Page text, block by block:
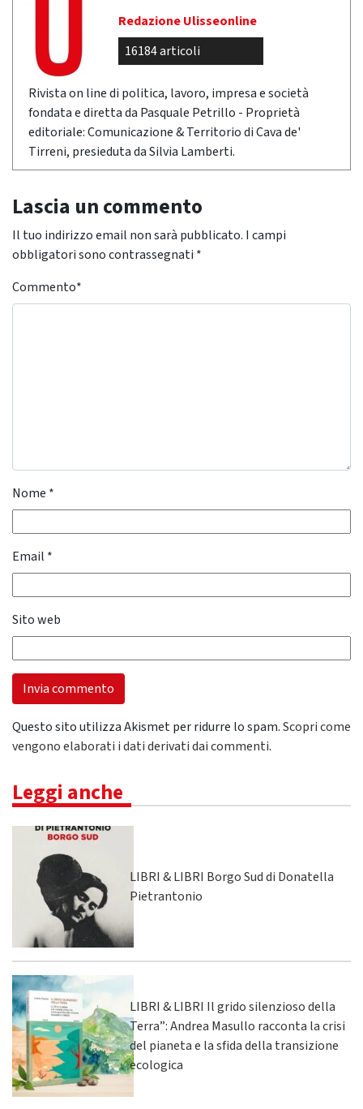
Redazione Ulisseonline
16184 articoli
Rivista on line di politica, lavoro, impresa e società
fondata e diretta da Pasquale Petrillo - Proprietà
editoriale: Comunicazione & Territorio di Cava de'
Tirreni, presieduta da Silvia Lamberti.
Lascia un commento
Il tuo indirizzo email non sarà pubblicato. I campi
obbligatori sono contrassegnati *
Commento*
Nome *
Email *
Sito web
Questo sito utilizza Akismet per ridurre lo spam.Scopri come
vengono elaborati i dati derivati dai commenti.
Leggi anche
LIBRI & LIBRI Borgo Sud di Donatella
Pietrantonio
LIBRI & LIBRI Il grido silenzioso della
Terra”: Andrea Masullo racconta la crisi
del pianeta e la sfida della transizione
ecologica